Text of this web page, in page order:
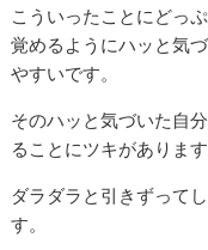
こういったことにどっ
覚めるようにハッと気
やすいです。
そのハッと気づいた自
ることにツキがあります
ダラダラと引きずって
す。